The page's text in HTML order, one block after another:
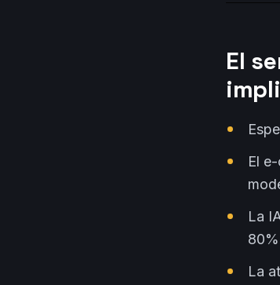
El
El
La
La